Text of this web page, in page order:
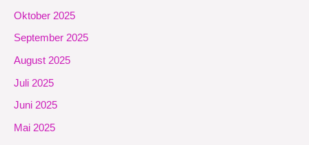
Oktober 2025
September 2025
August 2025
Juli 2025
Juni 2025
Mai 2025